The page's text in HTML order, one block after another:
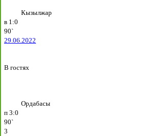
Кызылжар
в 1:0
90`
29.06.2022
В гостях
Ордабасы
п 3:0
90`
3